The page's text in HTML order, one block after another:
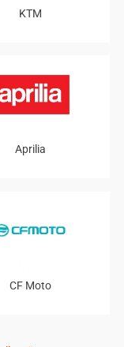
KTM
Aprilia
CF Moto